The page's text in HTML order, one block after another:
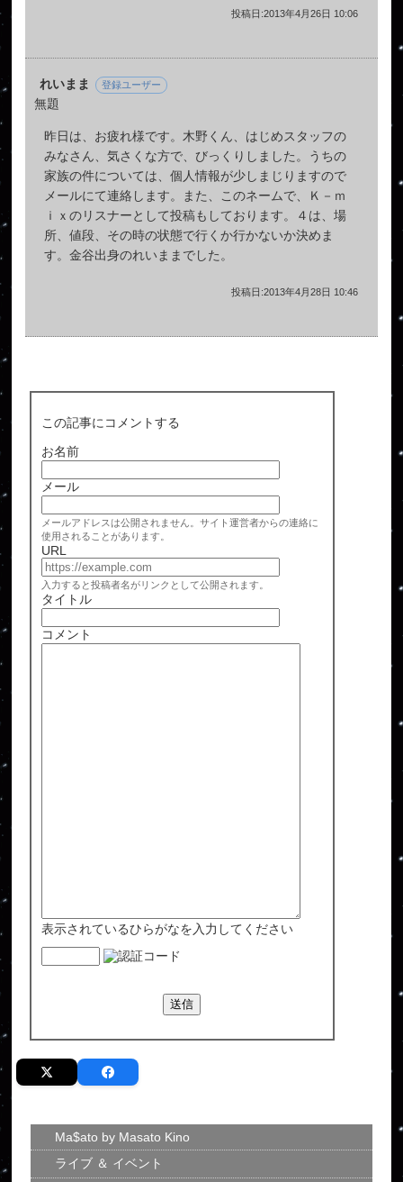
投稿日:2013年4月26日 10:06
れいまま 登録ユーザー
無題
昨日は、お疲れ様です。木野くん、はじめスタッフの
みなさん、気さくな方で、びっくりしました。うちの
家族の件については、個人情報が少しまじりますので
メールにて連絡します。また、このネームで、Ｋ－ｍ
ｉｘのリスナーとして投稿もしております。４は、場
所、値段、その時の状態で行くか行かないか決めま
す。金谷出身のれいままでした。
投稿日:2013年4月28日 10:46
この記事にコメントする
お名前
メール
メールアドレスは公開されません。サイト運営者からの連絡に
使用されることがあります。
URL
入力すると投稿者名がリンクとして公開されます。
タイトル
コメント
表示されているひらがなを入力してください
Ma$ato by Masato Kino
ライブ ＆ イベント